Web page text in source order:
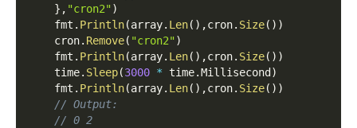
} , "cron2")
    fmt
. Println(array. Len( ) ,cron. Size( ) )
    cron
. Remove( "cron2")
    fmt
. Println(array. Len( ) ,cron. Size( ) )
    time
. Sleep(3000 * time.Millisecond)
    fmt
. Println(array. Len( ) ,cron. Size( ) )
// Output:
// 0 2